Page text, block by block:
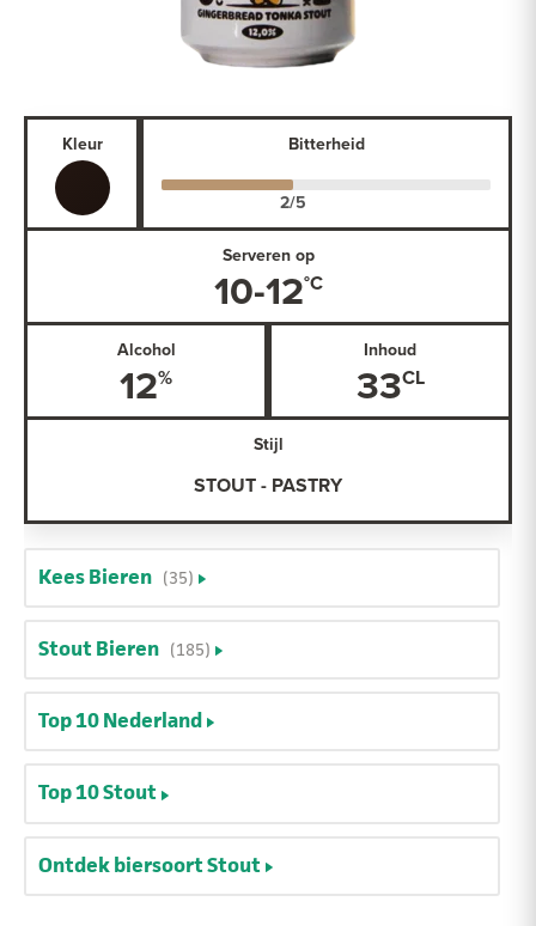
Kleur Bitterheid
Serveren op
10-12
Alcohol
12
Inhoud
33
Stijl
STOUT - PASTRY
Kees Bieren (35)
Stout Bieren (185)
Top 10 Nederland
Top 10 Stout
Ontdek biersoort Stout